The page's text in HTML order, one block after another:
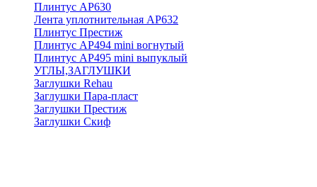
Плинтус АР630
Лента уплотнительная АР632
Плинтус Престиж
Плинтус АР494 mini вогнутый
Плинтус АР495 mini выпуклый
УГЛЫ,ЗАГЛУШКИ
Заглушки Rehau
Заглушки Пара-пласт
Заглушки Престиж
Заглушки Скиф